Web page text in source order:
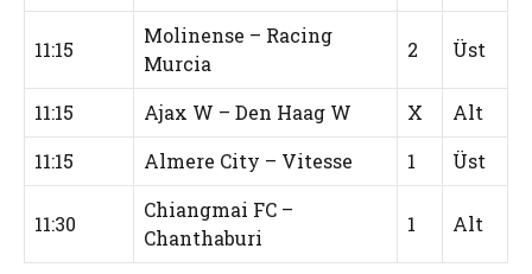
11:15
Molinense – Racing
Murcia
2 Üst
11:15 Ajax W – Den Haag W X
Alt
11:15
Almere City – Vitesse 1 Üst
11:30
Chiangmai FC –
Chanthaburi
1 Alt